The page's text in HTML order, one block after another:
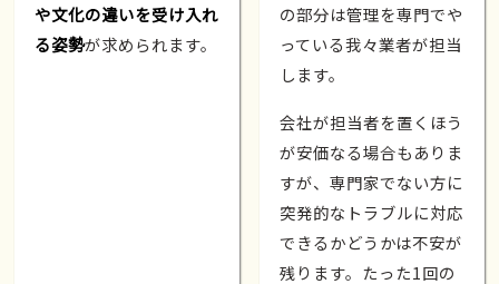
や文化の違いを受け入れ
る姿勢が求められます。
の部分は管理を専門でや
っている我々業者が担当
します。
会社が担当者を置くほう
が安価なる場合もありま
すが、専門家でない方に
突発的なトラブルに対応
できるかどうかは不安が
残ります。たった1回の